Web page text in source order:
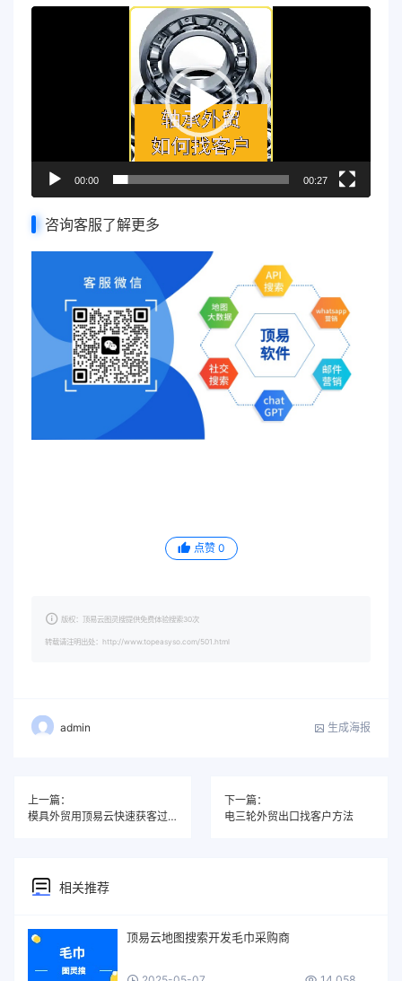
00:00 00:27
咨询客服了解更多
点赞 0
版权：顶易云图灵搜提供免费体验搜索30次
转载请注明出处：http://www.topeasyso.com/501.html
admin 生成海报
上一篇：
模具外贸用顶易云快速获客过程
下一篇：
电三轮外贸出口找客户方法
相关推荐
顶易云地图搜索开发毛巾采购商